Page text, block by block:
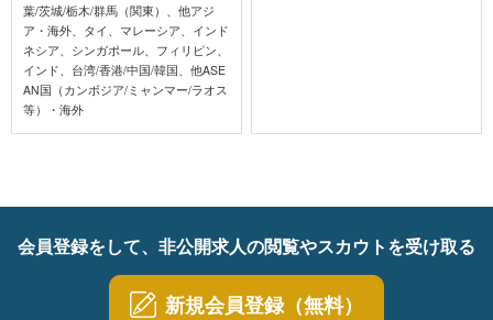
葉/茨城/栃木/群馬（関東）、他アジ
ア・海外、タイ、マレーシア、インド
ネシア、シンガポール、フィリピン、
インド、台湾/香港/中国/韓国、他ASE
AN国（カンボジア/ミャンマー/ラオス
等）・海外
会員登録をして、非公開求人の閲覧やスカウトを受け取る
新規会員登録（無料）